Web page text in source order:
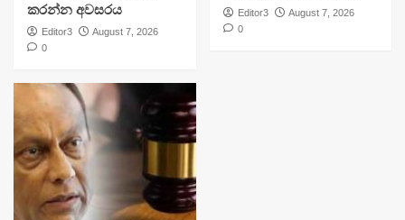
කරන්න අවසරය
Editor3
August 7, 2026
0
Editor3
August 7, 2026
0